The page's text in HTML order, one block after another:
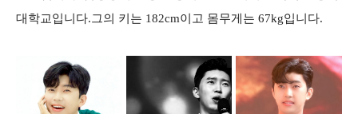
대학교입니다.그의 키는 182cm이고 몸무게는 67kg입니다.